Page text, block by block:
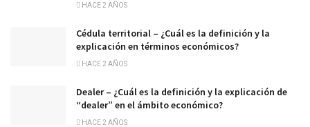
HACE 2 AÑOS
Cédula territorial – ¿Cuál es la definición y la
explicación en términos económicos?
HACE 2 AÑOS
Dealer – ¿Cuál es la definición y la explicación de
“dealer” en el ámbito económico?
HACE 2 AÑOS